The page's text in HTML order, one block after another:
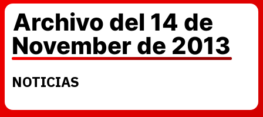
Archivo del 14 de
November de 2013
NOTICIAS